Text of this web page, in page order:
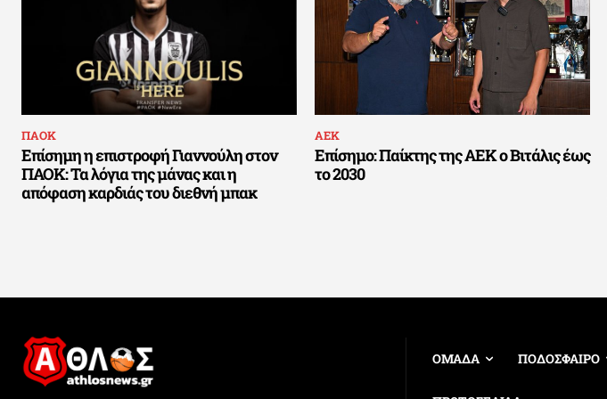
ΠΑΟΚ
Επίσημη η επιστροφή Γιαννούλη στον
ΠΑΟΚ: Τα λόγια της μάνας και η
απόφαση καρδιάς του διεθνή μπακ
ΑΕΚ
Επίσημο: Παίκτης της ΑΕΚ ο Βιτάλις έως
το 2030
ΟΜΑΔΑ ΠΟΔΟΣΦΑΙΡΟ